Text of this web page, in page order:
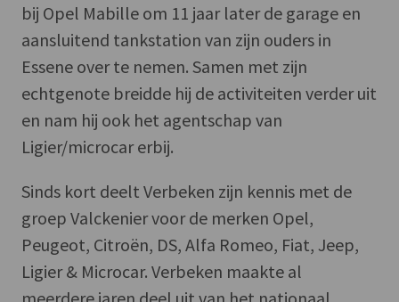
bij Opel Mabille om 11 jaar later de garage en
aansluitend tankstation van zijn ouders in
Essene over te nemen. Samen met zijn
echtgenote breidde hij de activiteiten verder uit
en nam hij ook het agentschap van
Ligier/microcar erbij.
Sinds kort deelt Verbeken zijn kennis met de
groep Valckenier voor de merken Opel,
Peugeot, Citroën, DS, Alfa Romeo, Fiat, Jeep,
Ligier & Microcar. Verbeken maakte al